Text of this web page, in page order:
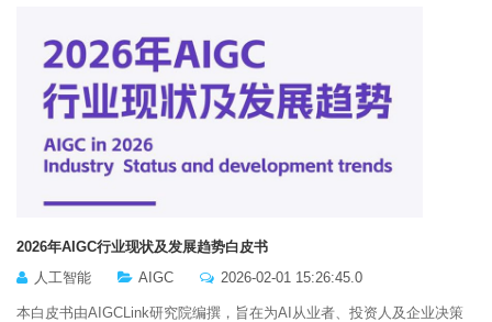
2026年AIGC行业现状及发展趋势白皮书
人工智能
AIGC 2026-02-01 15:26:45.0
本白皮书由AIGCLink研究院编撰，旨在为AI从业者、投资人及企业决策